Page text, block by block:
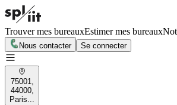
Trouver mes bureauxEstimer mes bureaux
Nous contacter Se connecter
75001,
44000,
Paris...